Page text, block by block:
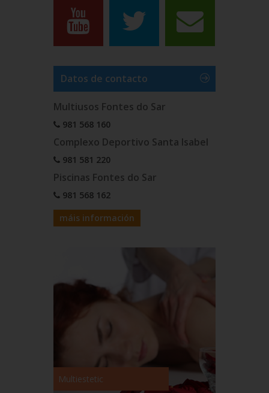
Datos de contacto
Multiusos Fontes do Sar
981 568 160
Complexo Deportivo Santa Isabel
981 581 220
Piscinas Fontes do Sar
981 568 162
máis información
Multiestetic